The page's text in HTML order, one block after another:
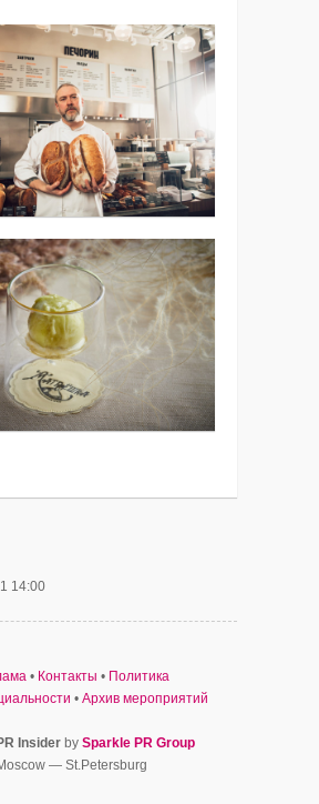
14:00
• Контакты • Политика
• Архив мероприятий
Insiderby Sparkle PR Group
— St.Petersburg